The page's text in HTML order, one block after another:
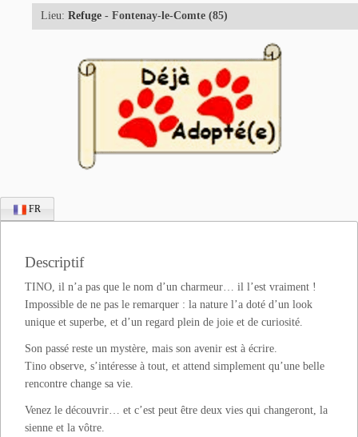
Lieu: Refuge - Fontenay-le-Comte (85)
FR
Descriptif
TINO, il n’a pas que le nom d’un charmeur… il l’est vraiment !
Impossible de ne pas le remarquer : la nature l’a doté d’un look
unique et superbe, et d’un regard plein de joie et de curiosité.
Son passé reste un mystère, mais son avenir est à écrire.
Tino observe, s’intéresse à tout, et attend simplement qu’une belle
rencontre change sa vie.
Venez le découvrir… et c’est peut être deux vies qui changeront, la
sienne et la vôtre.